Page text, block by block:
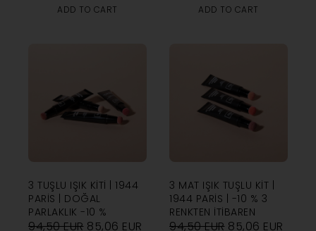
ADD TO CART ADD TO CART
3 TUŞLU IŞIK KITI | 1944
PARIS | DOĞAL
PARLAKLIK -10 %
94,50EUR 85,06 EUR
3 MAT IŞIK TUŞLU KIT |
1944 PARIS | -10 % 3
RENKTEN ITIBAREN
94,50EUR 85,06 EUR